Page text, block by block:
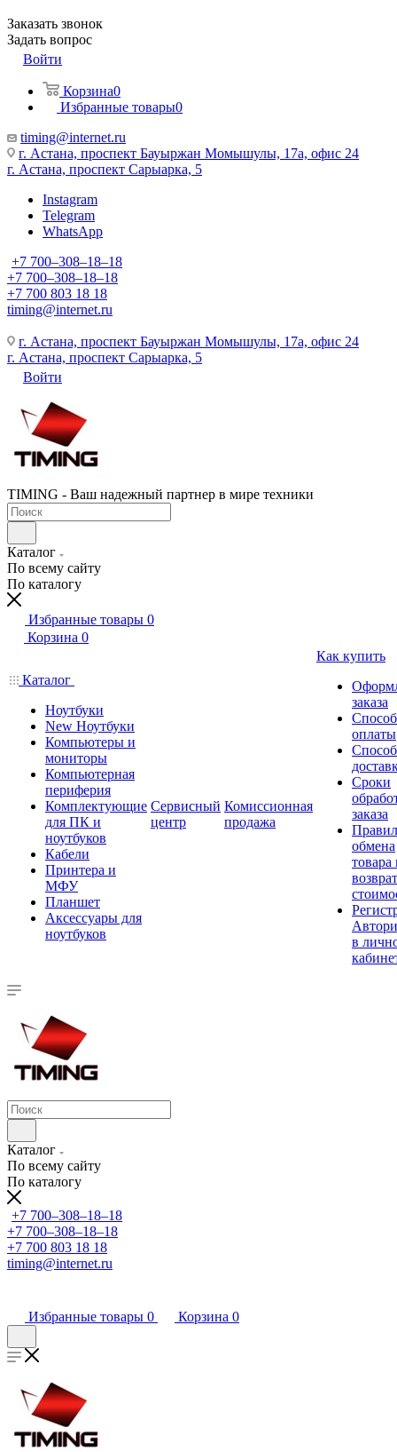
Заказать звонок
Задать вопрос
Войти
Корзина0
Избранные товары0
timing@internet.ru
г. Астана, проспект Бауыржан Момышулы, 17а, офис 24
г. Астана, проспект Сарыарка, 5
Instagram
Telegram
WhatsApp
+7 700‒308‒18‒18
+7 700‒308‒18‒18
+7 700 803 18 18
timing@internet.ru
г. Астана, проспект Бауыржан Момышулы, 17а, офис 24
г. Астана, проспект Сарыарка, 5
Войти
TIMING - Ваш надежный партнер в мире техники
Каталог
По всему сайту
По каталогу
Избранные товары 0
Корзина 0
Каталог
Ноутбуки
New Ноутбуки
Компьютеры и
мониторы
Компьютерная
периферия
Комплектующие
для ПК и
ноутбуков
Кабели
Принтера и
МФУ
Планшет
Аксессуары для
ноутбуков
Сервисный
центр
Комиссионная
продажа
Как купить
заказа
оплаты
Сроки
заказа
обмена
товара
в
Каталог
По всему сайту
По каталогу
+7 700‒308‒18‒18
+7 700‒308‒18‒18
+7 700 803 18 18
timing@internet.ru
Избранные товары 0 Корзина 0